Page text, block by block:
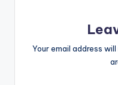
Your email address will